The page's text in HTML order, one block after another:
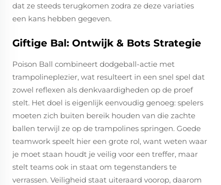
dat ze steeds terugkomen zodra ze deze variaties
een kans hebben gegeven.
Giftige Bal: Ontwijk & Bots Strategie
Poison Ball combineert dodgeball-actie met
trampolineplezier, wat resulteert in een snel spel dat
zowel reflexen als denkvaardigheden op de proef
stelt. Het doel is eigenlijk eenvoudig genoeg: spelers
moeten zich buiten bereik houden van die zachte
ballen terwijl ze op de trampolines springen. Goede
teamwork speelt hier een grote rol, want weten waar
je moet staan houdt je veilig voor een treffer, maar
stelt teams ook in staat om tegenstanders te
verrassen. Veiligheid staat uiteraard voorop, daarom